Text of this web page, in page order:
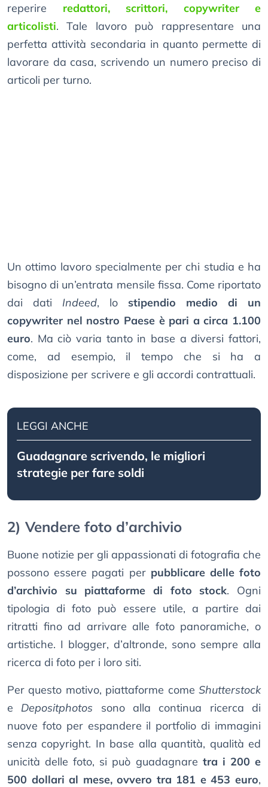
reperire redattori, scrittori, copywriter e
articolisti. Tale lavoro può rappresentare una
perfetta attività secondaria in quanto permette di
lavorare da casa, scrivendo un numero preciso di
articoli per turno.
Un ottimo lavoro specialmente per chi studia e ha
bisogno di un’entrata mensile fissa. Come riportato
dai dati Indeed, lo stipendio medio di un
copywriter nel nostro Paese è pari a circa 1.100
euro. Ma ciò varia tanto in base a diversi fattori,
come, ad esempio, il tempo che si ha a
disposizione per scrivere e gli accordi contrattuali.
LEGGI ANCHE
Guadagnare scrivendo, le migliori
strategie per fare soldi
2) Vendere foto d’archivio
Buone notizie per gli appassionati di fotografia che
possono essere pagati per pubblicare delle foto
d’archivio su piattaforme di foto stock. Ogni
tipologia di foto può essere utile, a partire dai
ritratti fino ad arrivare alle foto panoramiche, o
artistiche. I blogger, d’altronde, sono sempre alla
ricerca di foto per i loro siti.
Per questo motivo, piattaforme come Shutterstock
e Depositphotos sono alla continua ricerca di
nuove foto per espandere il portfolio di immagini
senza copyright. In base alla quantità, qualità ed
unicità delle foto, si può guadagnare tra i 200 e
500 dollari al mese, ovvero tra 181 e 453 euro,